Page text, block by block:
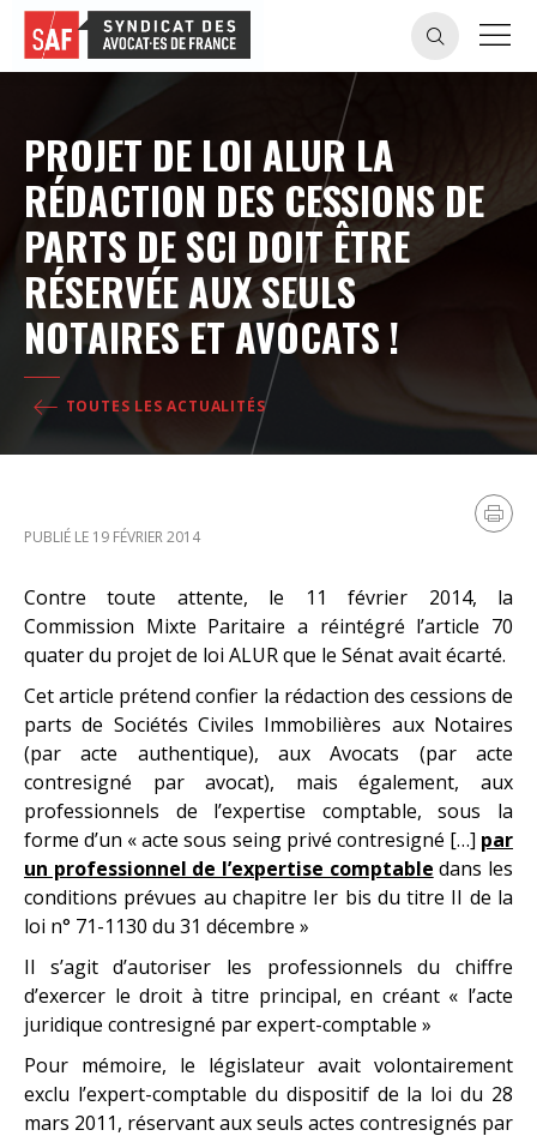
PROJET DE LOI ALUR LA
RÉDACTION DES CESSIONS DE
PARTS DE SCI DOIT ÊTRE
RÉSERVÉE AUX SEULS
NOTAIRES ET AVOCATS !
TOUTES LES ACTUALITÉS
PUBLIÉ LE 19 FÉVRIER 2014
Contre toute attente, le 11 février 2014, la
Commission Mixte Paritaire a réintégré l’article 70
quater du projet de loi ALUR que le Sénat avait écarté.
Cet article prétend confier la rédaction des cessions de
parts de Sociétés Civiles Immobilières aux Notaires
(par acte authentique), aux Avocats (par acte
contresigné par avocat), mais également, aux
professionnels de l’expertise comptable, sous la
forme d’un « acte sous seing privé contresigné […] par
un professionnel de l’expertise comptable dans les
conditions prévues au chapitre Ier bis du titre II de la
loi n° 71-1130 du 31 décembre »
Il s’agit d’autoriser les professionnels du chiffre
d’exercer le droit à titre principal, en créant « l’acte
juridique contresigné par expert-comptable »
Pour mémoire, le législateur avait volontairement
exclu l’expert-comptable du dispositif de la loi du 28
mars 2011, réservant aux seuls actes contresignés par